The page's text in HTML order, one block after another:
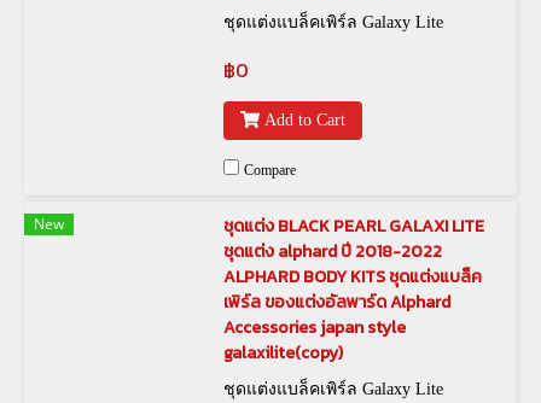
ชุดแต่งแบล็คเพิร์ล Galaxy Lite
฿0
Add to Cart
Compare
New
ชุดแต่ง BLACK PEARL GALAXI LITE
ชุดแต่ง alphard ปี 2018-2022
ALPHARD BODY KITS ชุดแต่งแบล็ค
เพิร์ล ของแต่งอัลพาร์ด Alphard
Accessories japan style
galaxilite(copy)
ชุดแต่งแบล็คเพิร์ล Galaxy Lite